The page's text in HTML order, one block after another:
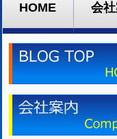
HOME 会